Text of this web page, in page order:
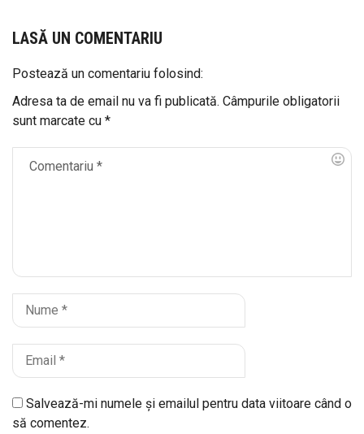
LASĂ UN COMENTARIU
Postează un comentariu folosind:
Adresa ta de email nu va fi publicată. Câmpurile obligatorii
sunt marcate cu *
Salvează-mi numele și emailul pentru data viitoare când o
să comentez.